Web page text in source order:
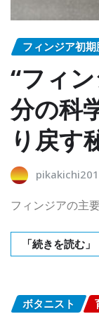
フィンジア初期
“フィ
分の科
り戻す
フィンジアの主
「続きを読む」
ボタニスト